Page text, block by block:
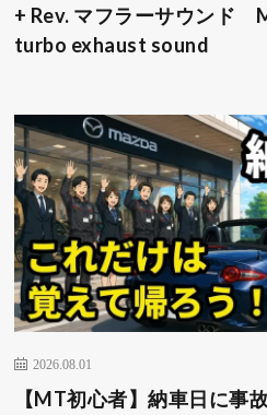
+ Rev. マフラーサウンド
turbo exhaust sound
2026.08.01
【MT初心者】納車日に事